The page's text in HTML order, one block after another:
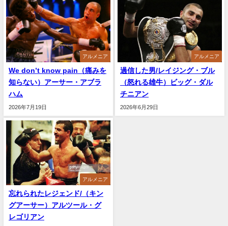
アルメニア
We don’t know pain（痛みを
知らない）アーサー・アブラ
ハム
2026年7月19日
アルメニア
過信した男/レイジング・ブル
（怒れる雄牛）ビッグ・ダル
チニアン
2026年6月29日
アルメニア
忘れられたレジェンド/（キン
グアーサー）アルツール・グ
レゴリアン